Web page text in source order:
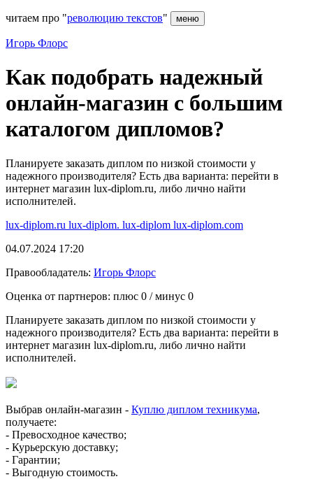
читаем про "революцию текстов" меню
Игорь Флорс
Как подобрать надежный
онлайн-магазин с большим
каталогом дипломов?
Планируете заказать диплом по низкой стоимости у
надежного производителя? Есть два варианта: перейти в
интернет магазин lux-diplom.ru, либо лично найти
исполнителей.
lux-diplom.ru lux-diplom. lux-diplom lux-diplom.com
04.07.2024 17:20
Правообладатель: Игорь Флорс
Оценка от партнеров: плюс 0 / минус 0
Планируете заказать диплом по низкой стоимости у
надежного производителя? Есть два варианта: перейти в
интернет магазин lux-diplom.ru, либо лично найти
исполнителей.
Выбрав онлайн-магазин - Куплю диплом техникума,
получаете:
- Превосходное качество;
- Курьерскую доставку;
- Гарантии;
- Выгодную стоимость.